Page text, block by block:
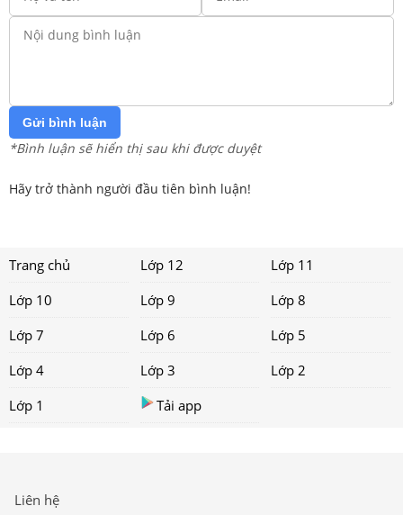
Gửi bình luận
*Bình luận sẽ hiển thị sau khi được duyệt
Hãy trở thành người đầu tiên bình luận!
Trang chủ Lớp 12
Lớp 11
Lớp 10
Lớp 9
Lớp 8
Lớp 7
Lớp 6
Lớp 5
Lớp 4
Lớp 3
Lớp 2
Lớp 1
Tải app
Liên hệ